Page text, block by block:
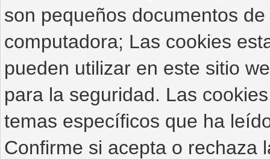
son pequeños documentos
computadora; Las cookies
pueden utilizar en este sitio
para la seguridad. Las
temas específicos que ha
Confirme si acepta o rechaza